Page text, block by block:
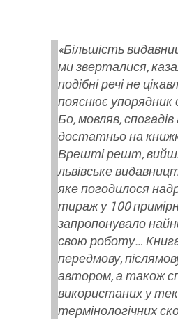
«Більшість
ми зверталися,
подібні речі не
пояснює упорядник
Бо, мовляв,
достатньо на
Врешті решт,
львівське
яке погодилося
тираж у 100
запропонувало
свою роботу…
передмову,
автором, а також
використаних у
термінологічних